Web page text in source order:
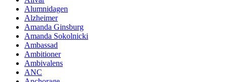
Alumnidagen
Alzheimer
Amanda Ginsburg
Amanda Sokolnicki
Ambassad
Ambitioner
Ambivalens
ANC